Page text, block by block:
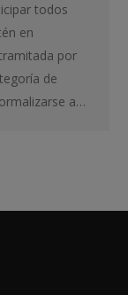
todos
en
por
de
a…